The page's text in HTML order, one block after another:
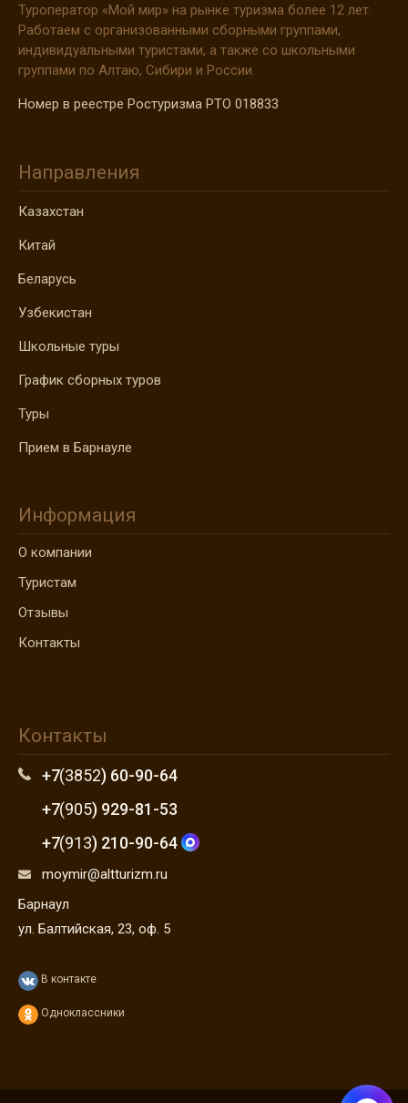
Туроператор «Мой мир» на рынке туризма более 12 лет.
Работаем с организованными сборными группами,
индивидуальными туристами, а также со школьными
группами по Алтаю, Сибири и России.
Номер в реестре Ростуризма РТО 018833
Направления
Казахстан
Китай
Беларусь
Узбекистан
Школьные туры
График сборных туров
Туры
Прием в Барнауле
Информация
О компании
Туристам
Отзывы
Контакты
Контакты
+7(3852) 60-90-64
+7(905) 929-81-53
+7(913) 210-90-64
moymir@altturizm.ru
Барнаул
ул. Балтийская, 23, оф. 5
В контакте
Одноклассники